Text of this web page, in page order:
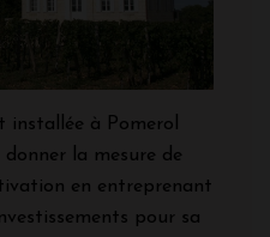
installée à Pomerol
donner la mesure de
en entreprenant
pour sa